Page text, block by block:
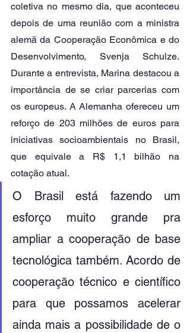
coletiva no mesmo dia, que aconteceu
depois de uma reunião com a ministra
alemã da Cooperação Econômica e do
Desenvolvimento, Svenja Schulze.
Durante a entrevista, Marina destacou a
importância de se criar parcerias com
os europeus. A Alemanha ofereceu um
reforço de 203 milhões de euros para
iniciativas socioambientais no Brasil,
que equivale a R$ 1,1 bilhão na
cotação atual.
O Brasil está fazendo um
esforço muito grande pra
ampliar a cooperação de base
tecnológica também. Acordo de
cooperação técnico e científico
para que possamos acelerar
ainda mais a possibilidade de o